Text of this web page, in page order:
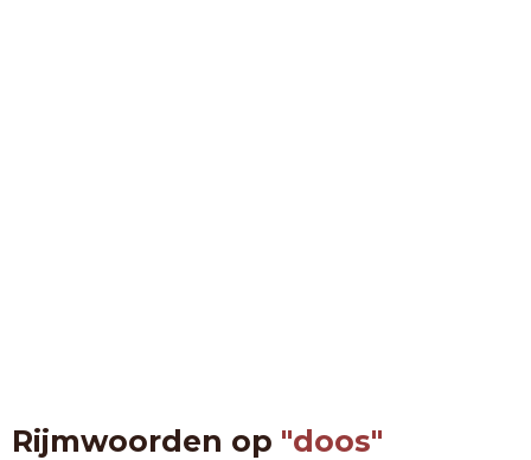
Rijmwoorden op "doos"